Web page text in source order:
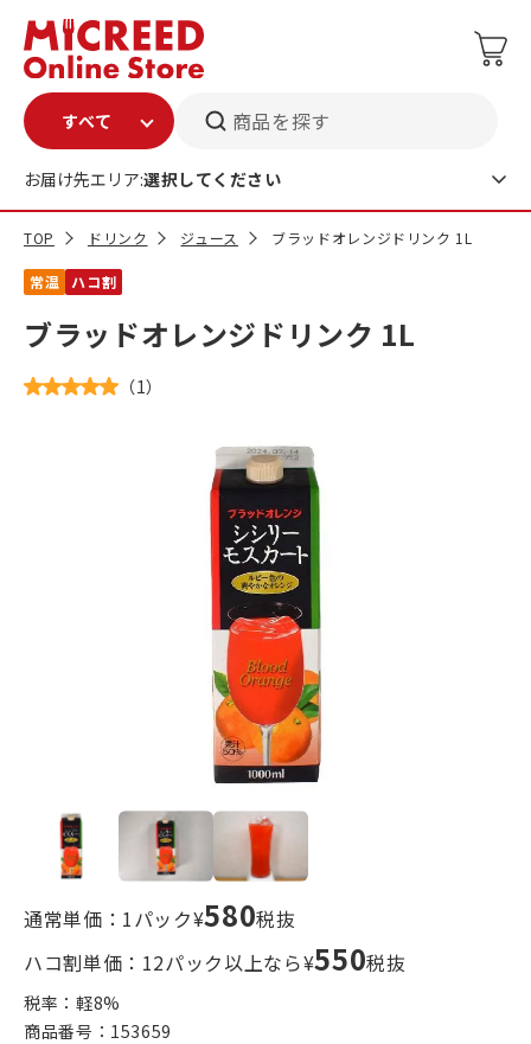
商品を探す
お届け先エリア:選択してください
TOP ドリンク ジュース ブラッドオレンジドリンク 1L
常温 ハコ割
ブラッドオレンジドリンク 1L
（1）
通常単価：1パック¥580税抜
ハコ割単価：12パック以上なら¥550税抜
税率：軽8%
商品番号： 153659